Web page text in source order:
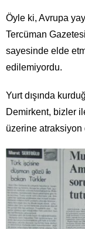
Öyle ki, Avrupa
Tercüman
sayesinde elde
edilemiyordu.
Yurt dışında
Demirkent, bizler
üzerine atraksiyon